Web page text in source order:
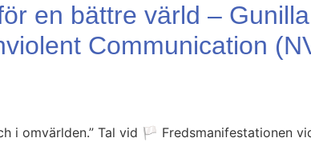
en bättre värld –
Communication
i omvärlden.” Tal vid 🏳️ Fredsmanifestationen